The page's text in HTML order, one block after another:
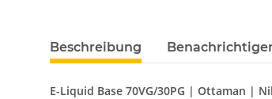
Beschreibung
E-Liquid Base 70VG/30PG | Ottaman |